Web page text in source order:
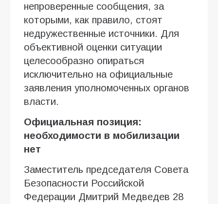
непроверенные сообщения, за
которыми, как правило, стоят
недружественные источники. Для
объективной оценки ситуации
целесообразно опираться
исключительно на официальные
заявления уполномоченных органов
власти.
Официальная позиция:
необходимости в мобилизации
нет
Заместитель председателя Совета
Безопасности Российской
Федерации Дмитрий Медведев 28